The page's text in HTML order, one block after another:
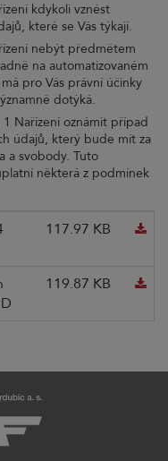
kdykoli vznést
které se Vás týkají.
nebýt předmětem
na automatizovaném
pro Vás právní účinky
dotýká.
Nařízení oznámit případ
údajů, který bude mít za
a svobody. Tuto
některá z podmínek
117.97 KB
119.87 KB